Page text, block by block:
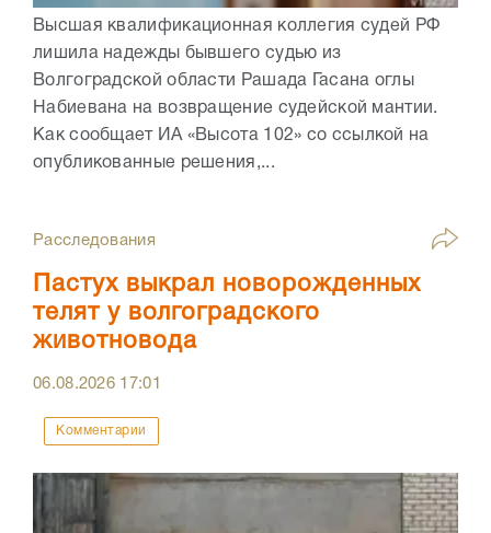
Высшая квалификационная коллегия судей РФ
лишила надежды бывшего судью из
Волгоградской области Рашада Гасана оглы
Набиевана на возвращение судейской мантии.
Как сообщает ИА «Высота 102» со ссылкой на
опубликованные решения,...
Расследования
Пастух выкрал новорожденных
телят у волгоградского
животновода
06.08.2026 17:01
Комментарии